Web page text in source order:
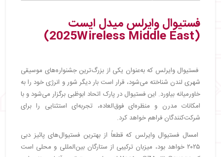
فستیوال وایرلس میدل ایست
(2025Wireless Middle East)
فستیوال وایرلس که به‌عنوان یکی از بزرگ‌ترین جشنواره‌های موسیقی
شهری لندن شناخته می‌شود، قرار است بار دیگر شور و انرژی خود را به
خاورمیانه بیاورد. این فستیوال در پارک اتحاد ابوظبی برگزار می‌شود و با
امکانات مدرن و منظره‌ای فوق‌العاده، تجربه‌ای استثنایی را برای
شرکت‌کنندگان فراهم خواهد کرد.
امسال فستیوال وایرلس که قطعاً از بهترین فستیوال‌های پائیز دبی
۲۰۲۵ خواهد بود، میزبان ترکیبی از ستارگان بین‌المللی و محلی است